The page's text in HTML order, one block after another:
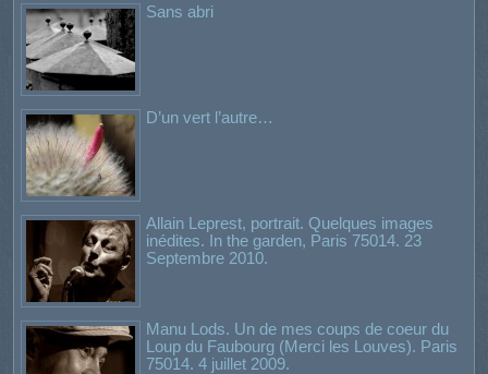
Sans abri
D’un vert l’autre…
Allain Leprest, portrait. Quelques images
inédites. In the garden, Paris 75014. 23
Septembre 2010.
Manu Lods. Un de mes coups de coeur du
Loup du Faubourg (Merci les Louves). Paris
75014. 4 juillet 2009.